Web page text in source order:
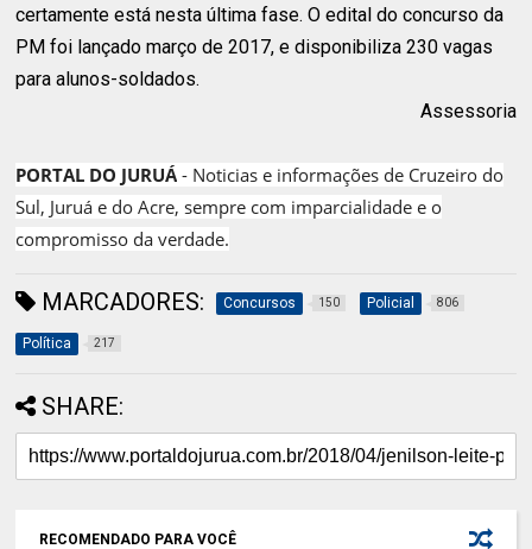
certamente está nesta última fase. O edital do concurso da
PM foi lançado março de 2017, e disponibiliza 230 vagas
para alunos-soldados.
Assessoria
PORTAL DO JURUÁ - Noticias e informações de Cruzeiro do
Sul, Juruá e do Acre, sempre com imparcialidade e o
compromisso da verdade.
MARCADORES: Concursos 150 Policial 806
Política 217
SHARE:
RECOMENDADO PARA VOCÊ